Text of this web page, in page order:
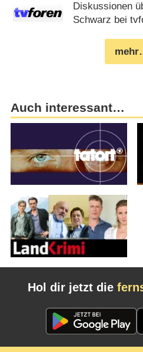
Diskussionen
Schwarz bei
Auch interessant…
Hol dir jetzt die